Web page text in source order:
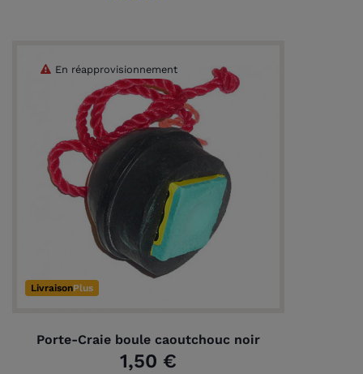
LivraisonPlus
Porte-Craie boule caoutchouc noir
1,50 €
En réapprovisionnement